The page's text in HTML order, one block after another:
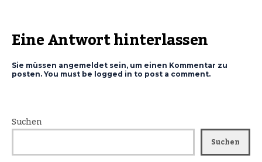
Eine Antwort hinterlassen
Sie müssen angemeldet sein, um einen Kommentar zu
posten. You must be logged in to post a comment.
Suchen
Suchen